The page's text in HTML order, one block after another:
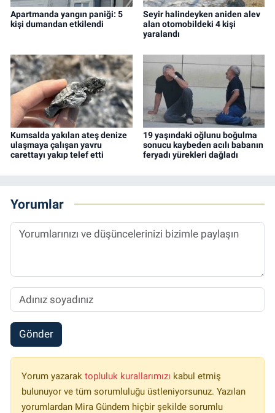
Apartmanda yangın paniği: 5
kişi dumandan etkilendi
Seyir halindeyken aniden alev
alan otomobildeki 4 kişi
yaralandı
Kumsalda yakılan ateş denize
ulaşmaya çalışan yavru
carettayı yakıp telef etti
19 yaşındaki oğlunu boğulma
sonucu kaybeden acılı babanın
feryadı yürekleri dağladı
Yorumlar
Gönder
Yorum yazarak topluluk kurallarımızı kabul etmiş
bulunuyor ve tüm sorumluluğu üstleniyorsunuz. Yazılan
yorumlardan Mira Gündem hiçbir şekilde sorumlu